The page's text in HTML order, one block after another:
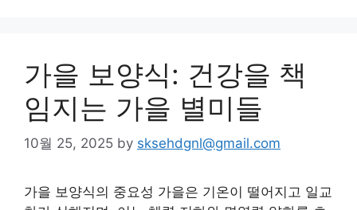
가을 보양식: 건강을 책
임지는 가을 별미들
10월 25, 2025 by sksehdgnl@gmail.com
가을 보양식의 중요성 가을은 기온이 떨어지고 일교